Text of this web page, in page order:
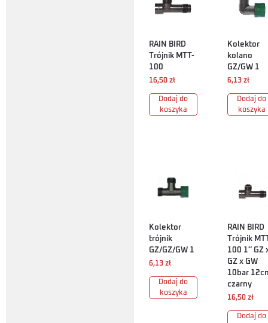
RAIN BIRD
Trójnik MTT-
100
16,50 zł
Dodaj do
koszyka
Kolektor
kolano
GZ/GW 1
6,13 zł
Dodaj do
koszyka
Kolektor
trójnik
GZ/GZ/GW 1
6,13 zł
Dodaj do
koszyka
RAIN BIRD
Trójnik
100 1″ GZ
GZ x GW
10bar
czarny
16,50 zł
Dodaj do